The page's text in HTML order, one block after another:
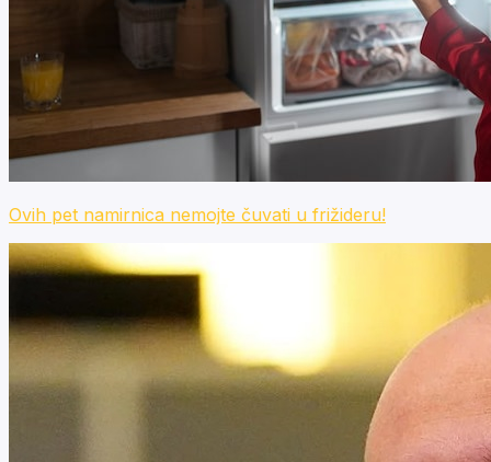
Ovih pet namirnica nemojte čuvati u frižideru!